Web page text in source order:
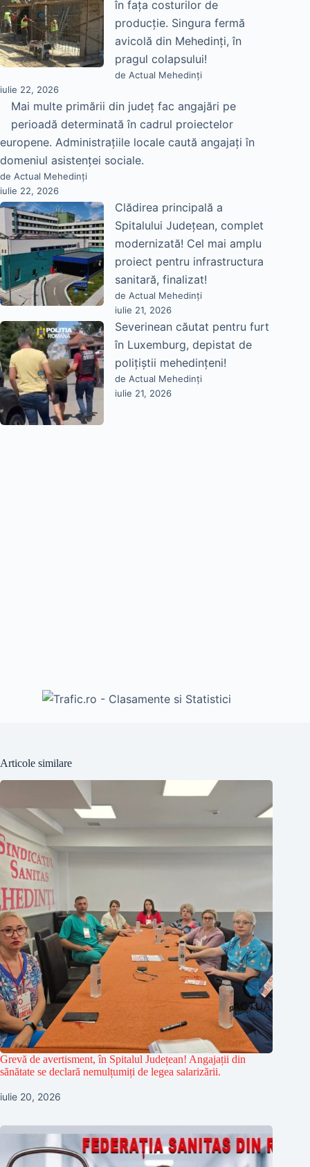
în fața costurilor de
producție. Singura fermă
avicolă din Mehedinți, în
pragul colapsului!
de Actual Mehedinți
iulie 22, 2026
Mai multe primării din județ fac angajări pe
perioadă determinată în cadrul proiectelor
europene. Administrațiile locale caută angajați în
domeniul asistenței sociale.
de Actual Mehedinți
iulie 22, 2026
Clădirea principală a
Spitalului Județean, complet
modernizată! Cel mai amplu
proiect pentru infrastructura
sanitară, finalizat!
de Actual Mehedinți
iulie 21, 2026
Severinean căutat pentru furt
în Luxemburg, depistat de
polițiștii mehedințeni!
de Actual Mehedinți
iulie 21, 2026
Articole similare
Grevă de avertisment, în Spitalul Județean! Angajații din
sănătate se declară nemulțumiți de legea salarizării.
iulie 20, 2026